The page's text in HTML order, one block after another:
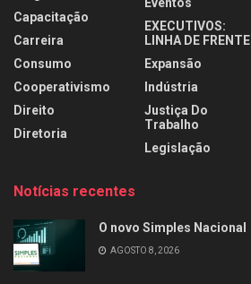
Capacitação
Carreira
Consumo
Cooperativismo
Direito
Diretoria
Eventos
EXECUTIVOS:
LINHA DE FRENTE
Expansão
Indústria
Justiça Do
Trabalho
Legislação
Notícias recentes
O novo Simples Nacional
AGOSTO 8, 2026